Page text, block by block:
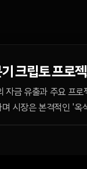
크립토 프로
금 유출과 주요 프로
시장은 본격적인 '옥